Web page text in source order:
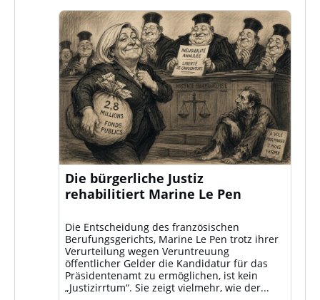
Die bürgerliche Justiz
rehabilitiert Marine Le Pen
Die Entscheidung des französischen
Berufungsgerichts, Marine Le Pen trotz ihrer
Verurteilung wegen Veruntreuung
öffentlicher Gelder die Kandidatur für das
Präsidentenamt zu ermöglichen, ist kein
„Justizirrtum“. Sie zeigt vielmehr, wie der...